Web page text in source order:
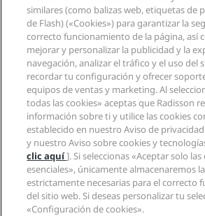
Aplicación de Radisson Hotels
Hoteles Sports Approved
Hoteles ideales para familias
Salud y seguridad
Radisson Hotel Group
Medios
Empleos en RHG
Empleos en PPHE
Empleos en EHL
The Club by RHG
Oportunidades de desarrollo
Responsabilidad social corporativa
Compras
Información legal
Centro de privacidad
Aviso legal
Términos y condiciones de Radisson
Acuerdo de uso del sitio
Accesibilidad digital
Declaración sobre la esclavitud
Ayuda
Avisos al consumidor
Contacto
Preguntas frecuentes
Mapa del sitio
Redes sociales
Marcas de Radisson Hotels
similares (como balizas web, etiquetas de
de Flash) («Cookies») para garantizar la
correcto funcionamiento de la página, así
mejorar y personalizar la publicidad y la
navegación, analizar el tráfico y el uso del
recordar tu configuración y ofrecer
equipos de ventas y marketing. Al
todas las cookies» aceptas que Radisson
información sobre ti y utilice las cookies
establecido en nuestro Aviso de
y nuestro Aviso sobre cookies y
clic aquí]. Si seleccionas «Aceptar solo las
esenciales», únicamente almacenaremos
estrictamente necesarias para el correcto
del sitio web. Si deseas personalizar tu
«Configuración de cookies».